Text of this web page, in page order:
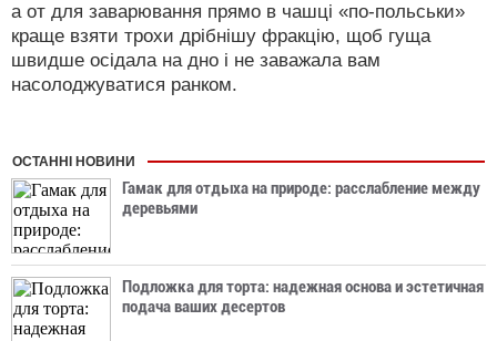
а от для заварювання прямо в чашці «по-польськи»
краще взяти трохи дрібнішу фракцію, щоб гуща
швидше осідала на дно і не заважала вам
насолоджуватися ранком.
ОСТАННІ НОВИНИ
Гамак для отдыха на природе: расслабление между
деревьями
Подложка для торта: надежная основа и эстетичная
подача ваших десертов